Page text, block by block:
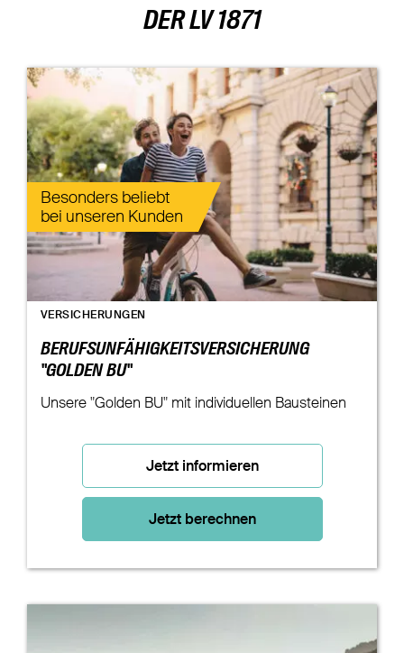
DER LV 1871
Besonders beliebt
bei unseren Kunden
VERSICHERUNGEN
BERUFSUNFÄHIGKEITSVERSICHERUNG
"GOLDEN BU"
Unsere "Golden BU" mit individuellen Bausteinen
Jetzt informieren
Jetzt berechnen